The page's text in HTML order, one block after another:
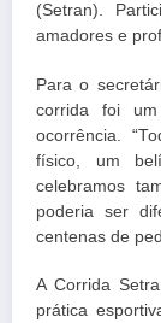
(Setran).
amadores e
Para o
corrida foi
ocorrência.
físico, um
celebramos
poderia ser
centenas de
A Corrida
prática